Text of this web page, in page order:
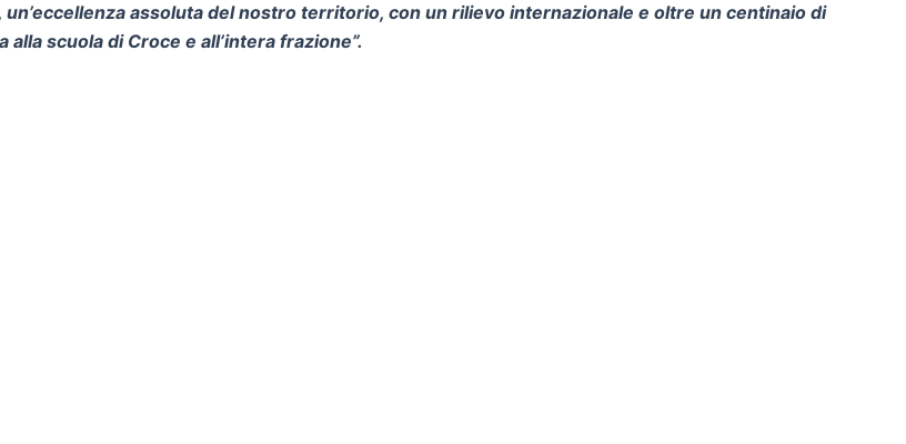
un’eccellenza assoluta del nostro territorio, con un rilievo internazionale e oltre un centinaio di
scuola di Croce e all’intera frazione”.